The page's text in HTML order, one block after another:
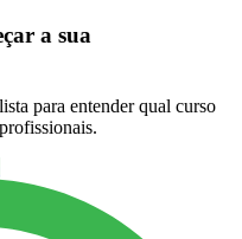
a sua
para entender qual curso